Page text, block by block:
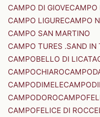
CAMPO DI GIOVECAMPO
CAMPO LIGURECAMPO
CAMPO SAN MARTINO
CAMPO TURES .SAND IN
CAMPOBELLO DI LICATA
CAMPOCHIARO
CAMPODIMELE
CAMPODORO
CAMPOFELICE DI